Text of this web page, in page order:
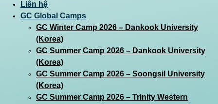
Liên hệ
GC Global Camps
GC Winter Camp 2026 – Dankook University
(Korea)
GC Summer Camp 2026 – Dankook University
(Korea)
GC Summer Camp 2026 – Soongsil University
(Korea)
GC Summer Camp 2026 – Trinity Western